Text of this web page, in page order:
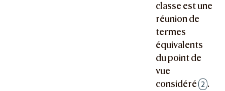
classe est une
réunion de
termes
équivalents
du point de
vue
considéré 2 .